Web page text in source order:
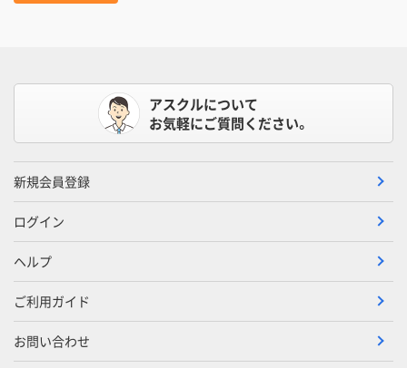
アスクルについて
お気軽にご質問ください。
新規会員登録
ログイン
ヘルプ
ご利用ガイド
お問い合わせ